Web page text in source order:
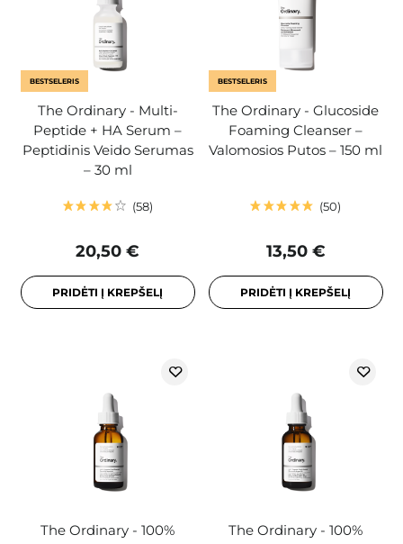
BESTSELERIS
The Ordinary - Multi-
Peptide + HA Serum –
Peptidinis Veido Serumas
– 30 ml
58
20,50 €
PRIDĖTI Į KREPŠELĮ
BESTSELERIS
The Ordinary - Glucoside
Foaming Cleanser –
Valomosios Putos – 150 ml
50
13,50 €
PRIDĖTI Į KREPŠELĮ
The Ordinary - 100%
The Ordinary - 100%